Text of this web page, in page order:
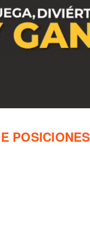
POSICIONES